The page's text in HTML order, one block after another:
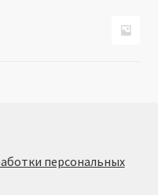
персональных